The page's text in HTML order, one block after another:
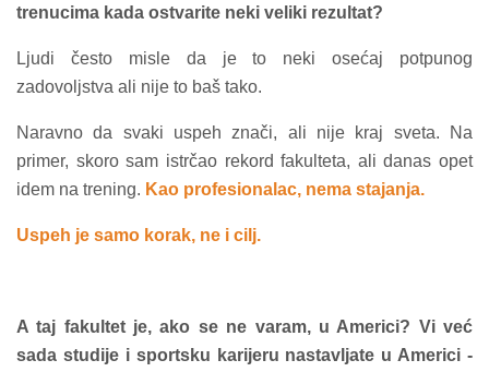
trenucima kada ostvarite neki veliki rezultat?
Ljudi često misle da je to neki osećaj potpunog
zadovoljstva ali nije to baš tako.
Naravno da svaki uspeh znači, ali nije kraj sveta. Na
primer, skoro sam istrčao rekord fakulteta, ali danas opet
idem na trening. Kao profesionalac, nema stajanja.
Uspeh je samo korak, ne i cilj.
A taj fakultet je, ako se ne varam, u Americi? Vi već
sada studije i sportsku karijeru nastavljate u Americi -